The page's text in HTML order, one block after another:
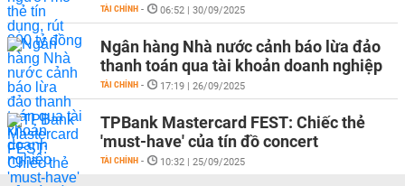
TÀI CHÍNH - 06:52 | 30/09/2025
Ngân hàng Nhà nước cảnh báo lừa đảo
thanh toán qua tài khoản doanh nghiệp
TÀI CHÍNH - 17:19 | 26/09/2025
TÀI CHÍNH - 10:32 | 25/09/2025